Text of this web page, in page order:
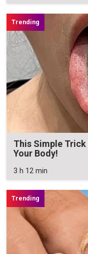
This Simple Trick
Your Body!
3 h 12 min